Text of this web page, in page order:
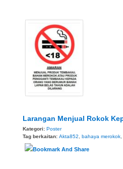
Larangan Menjual Rokok
Kategori: Poster
Tag berkaitan: Akta852 bahaya merokok